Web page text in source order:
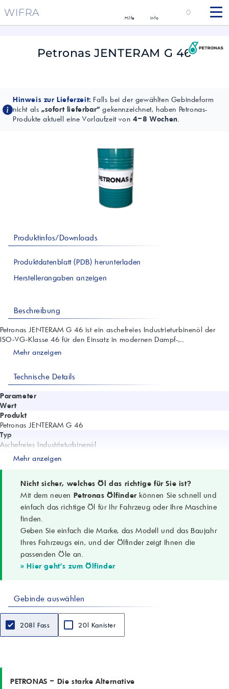
WIFRA Hilfe Info
0
Petronas JENTERAM G 46
Hinweis zur Lieferzeit: Falls bei der gewählten Gebindeform
nicht als „sofort lieferbar“ gekennzeichnet, haben Petronas-
Produkte aktuell eine Vorlaufzeit von 4–8 Wochen.
Produktinfos/Downloads
Produktdatenblatt (PDB) herunterladen
Herstellerangaben anzeigen
Beschreibung
Petronas JENTERAM G 46 ist ein aschefreies Industrieturbinenöl der
ISO‑VG‑Klasse 46 für den Einsatz in modernen Dampf-,...
Mehr anzeigen
Technische Details
Parameter
Wert
Produkt
Petronas JENTERAM G 46
Typ
Aschefreies Industrieturbinenöl
ISO VG
0,859 g/cm³
Viskosität bei 40 °C (ASTM D445)
Viskosität bei 100 °C (ASTM D445)
Viskositätsindex (ASTM D2270)
Flammpunkt COC (ASTM D92)
Pourpoint (ASTM D97)
-33 °C
0,05 mgKOH/g
Wasserabscheidevermögen 40/37/3 (ASTM D1401)
15 min
Schaumverhalten Seq. I/II/III (ASTM D892)
0/0 – 0/0 – 0/0 ml
Mehr anzeigen
Nicht sicher, welches Öl das richtige für Sie ist?
Mit dem neuen Petronas Ölfinder können Sie schnell und
einfach das richtige Öl für Ihr Fahrzeug oder Ihre Maschine
finden.
Geben Sie einfach die Marke, das Modell und das Baujahr
Ihres Fahrzeugs ein, und der Ölfinder zeigt Ihnen die
passenden Öle an.
» Hier geht's zum Ölfinder
Gebinde auswählen
208l Fass 20l Kanister
PETRONAS – Die starke Alternative